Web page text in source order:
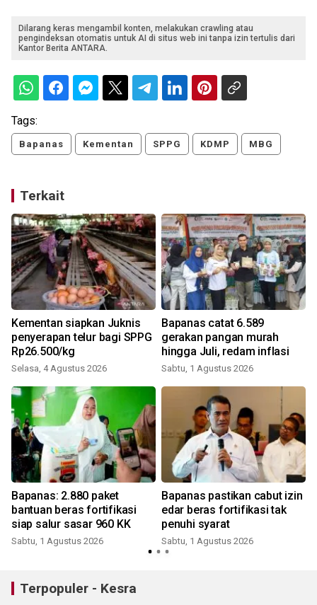
Dilarang keras mengambil konten, melakukan crawling atau
pengindeksan otomatis untuk AI di situs web ini tanpa izin tertulis dari
Kantor Berita ANTARA.
Tags:
Bapanas Kementan SPPG KDMP MBG
Terkait
Kementan siapkan Juknis
penyerapan telur bagi SPPG
Rp26.500/kg
Selasa, 4 Agustus 2026
Bapanas catat 6.589
gerakan pangan murah
hingga Juli, redam inflasi
Sabtu, 1 Agustus 2026
Bapanas: 2.880 paket
bantuan beras fortifikasi
siap salur sasar 960 KK
Sabtu, 1 Agustus 2026
Bapanas pastikan cabut izin
edar beras fortifikasi tak
penuhi syarat
Sabtu, 1 Agustus 2026
Terpopuler - Kesra